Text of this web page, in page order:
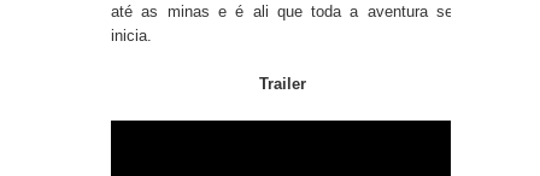
até as minas e é ali que toda a aventura se
inicia.
Trailer